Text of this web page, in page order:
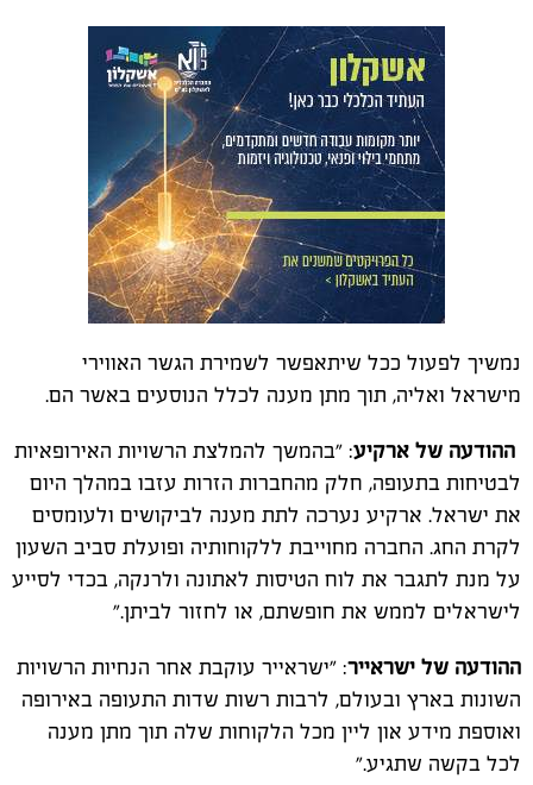
נמשיך לפעול ככל שיתאפשר לשמירת הגשר האווירי
מישראל ואליה, תוך מתן מענה לכלל הנוסעים באשר הם.
ההודעה של ארקיע: "בהמשך להמלצת הרשויות האירופאיות
לבטיחות בתעופה, חלק מהחברות הזרות עזבו במהלך היום
את ישראל. ארקיע נערכה לתת מענה לביקושים ולעומסים
לקרת החג. החברה מחוייבת ללקוחותיה ופועלת סביב השעון
על מנת לתגבר את לוח הטיסות לאתונה ולרנקה, בכדי לסייע
לישראלים לממש את חופשתם, או לחזור לביתן."
ההודעה של ישראייר: "ישראייר עוקבת אחר הנחיות הרשויות
השונות בארץ ובעולם, לרבות רשות שדות התעופה באירופה
ואוספת מידע און ליין מכל הלקוחות שלה תוך מתן מענה
לכל בקשה שתגיע."